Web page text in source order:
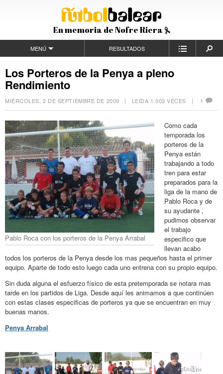
En memoria de Nofre Riera
MENÚ RESULTADOS
Los Porteros de la Penya a pleno
Rendimiento
MIÉRCOLES, 2 DE SEPTIEMBRE DE 2009 | LEÍDA 1.003 VECES | 1
Pablo Roca con los porteros de la Penya Arrabal
Como cada
temporada los
porteros de la
Penya están
trabajando a todo
tren para estar
preparados para la
liga de la mano de
Pablo Roca y de
su ayudante ,
pudimos observar
el trabajo
especifico que
llevan acabo
todos los porteros de la Penya desde los mas pequeños hasta el primer
equipo. Aparte de todo esto luego cada uno entrena con su propio equipo.
Sin duda alguna el esfuerzo físico de esta pretemporada se notara mas
tarde en los partidos de Liga. Desde aquí les animamos a que continúen
con estas clases especificas de porteros ya que se encuentran en muy
buenas manos.
Penya Arrabal